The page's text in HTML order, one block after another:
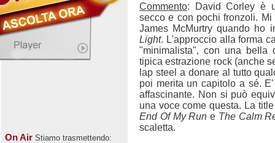
On Air Stiamo trasmettendo:
Commento: David Corley è
secco e con pochi fronzoli.
James McMurtry quando ho
Light. L'approccio alla forma
"minimalista", con una bella
tipica estrazione rock (anche
lap steel a donare al tutto
poi merita un capitolo a sé.
affascinante. Non si può
una voce come questa. La
End Of My Run e The Calm
scaletta.